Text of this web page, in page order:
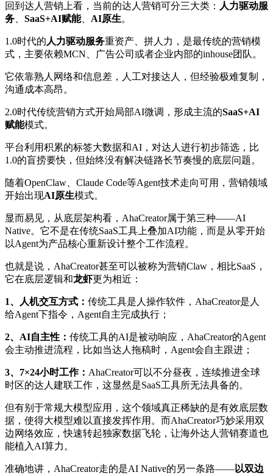
回到达人营销上看，当前的达人营销可分三大类： 人力驱动服
务、 SaaS+AI赋能、 AI原生。
1.0时代的人力驱动服务重资产、拼人力，是最传统的营销模
式，主要依赖MCN、广告公司或者企业内部的inhouse团队。
它依靠熟人网络和信息差，人工对接达人，但经验极难复制，
沟通成本高昂。
2.0时代传统营销方式开始局部AI微调，形成主流的SaaS+AI
赋能模式。
平台利用积累的标签大数据和AI，对达人进行初步筛选，比
1.0的盲捞要快，但始终没有解决链路长节奏慢的底层问题。
随着OpenClaw、Claude Code等Agent技术走向可用，营销领域
开始出现AI原生模式。
显而易见，从底层架构看，AhaCreator属于第三种——AI
Native。它不是在传统SaaS工具上叠加AI功能，而是从零开始
以Agent为产品核心重新设计整个工作流程。
也就是说，AhaCreator甚至可以被称为营销Claw，相比SaaS，
它在底层逻辑和龙虾更为相近：
1、人机交互方式： 传统工具是人操作软件，AhaCreator是人
给Agent下指令，Agent自主完成执行；
2、AI自主性： 传统工具的AI是被动响应，AhaCreator的Agent
会主动推进流程，比如当达人拖稿时，Agent会自主跟进；
3、7×24小时工作： AhaCreator可以不分昼夜，连续推进全球
时区的达人建联工作，这显然是SaaS工具所无法具备的。
但有别于常规大模型应用，这个领域真正稀缺的是有效底层数
据，使得大模型难以直接发挥作用。而AhaCreator巧妙采用双
边网络效应，快速转起独家数据飞轮，让海外达人营销赛道也
能植入AI算力。
准确地讲，AhaCreator走的是AI Native的另一条路——以双边